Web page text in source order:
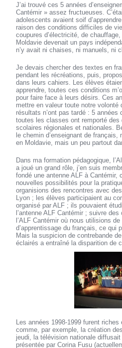
J’ai trouvé ces 5 années
Cantémir » assez fructueuses.
adolescents avaient soif
raison des conditions difficiles de
coupures d’électricité, de
Moldavie devenait un pays
n’y avait ni chaises, ni manuels, ni
Je devais chercher des textes en
pendant les récréations, puis,
dans leurs cahiers. Les élèves
apprendre, toutes ces conditions
pour faire face à leurs désirs. Ces
mettre en valeur toute notre volonté
résultats n’ont pas tardé : 5
toutes les classes ont remporté des
scolaires régionales et nationales.
le chemin d’enseignant de
en Moldavie, mais un peu partout
Dans ma formation pédagogique,
a joué un grand rôle, j’en suis
fondé une antenne ALF à Cantémir,
nouvelles possibilités pour la
organisions des rencontres avec
Lyon ; les élèves participaient au
organisé par ALF ; ils pouvaient
l’antenne ALF Cantémir ; suivre
l’ALF Cantémir où nous utilisions
d’apprentissage du français, ce qui
Mais la suspicion de contrebande
éclairés a entraîné la disparition de
Les années 1998-1999 furent
comme, par exemple, la création
jeudi, la télévision nationale
présentée par Corina Fusu